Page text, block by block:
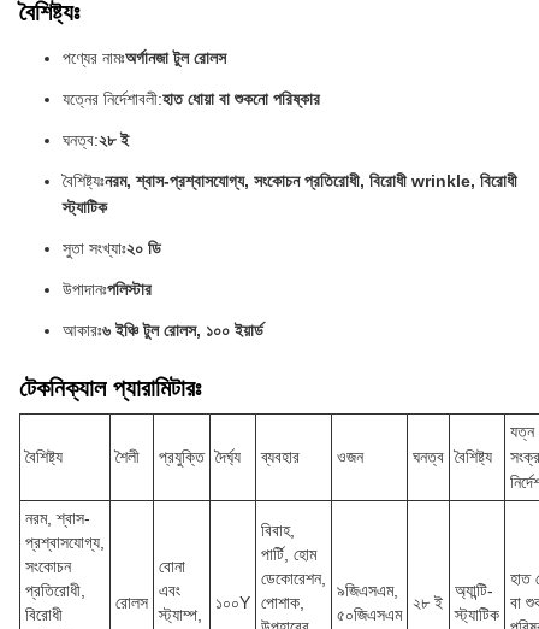
বৈশিষ্ট্যঃ
পণ্যের নামঃঅর্গানজা টুল রোলস
যত্নের নির্দেশাবলী:হাত ধোয়া বা শুকনো পরিষ্কার
ঘনত্ব:২৮ ই
বৈশিষ্ট্যঃনরম, শ্বাস-প্রশ্বাসযোগ্য, সংকোচন প্রতিরোধী, বিরোধী wrinkle, বিরোধী
স্ট্যাটিক
সুতা সংখ্যাঃ২০ ডি
উপাদানঃপলিস্টার
আকারঃ৬ ইঞ্চি টুল রোলস, ১০০ ইয়ার্ড
টেকনিক্যাল প্যারামিটারঃ
বৈশিষ্ট্য শৈলী প্রযুক্তি দৈর্ঘ্য ব্যবহার ওজন ঘনত্ব বৈশিষ্ট্য
যত্ন
নরম, শ্বাস-
প্রশ্বাসযোগ্য,
সংকোচন
প্রতিরোধী,
বিরোধী
রোলস
বোনা
এবং
স্ট্যাম্প,
১০০Y
বিবাহ,
পার্টি, হোম
ডেকোরেশন,
পোশাক,
৯জিএসএম,
৫০জিএসএম
২৮ ই
অ্যান্টি-
স্ট্যাটিক
হাত
বা